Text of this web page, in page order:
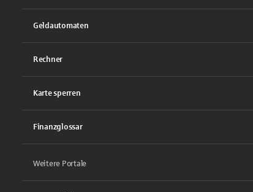
Geldautomaten
Rechner
Karte sperren
Finanzglossar
Weitere Portale